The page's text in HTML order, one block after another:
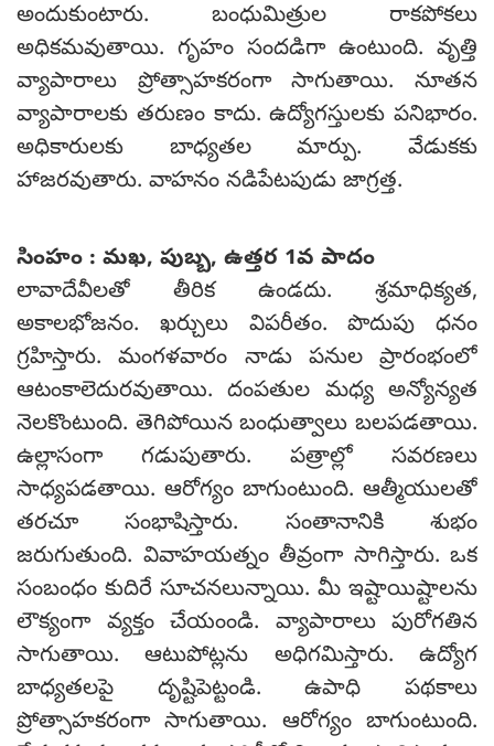
అందుకుంటారు. బంధుమిత్రుల రాకపోకలు
అధికమవుతాయి. గృహం సందడిగా ఉంటుంది. వృత్తి
వ్యాపారాలు ప్రోత్సాహకరంగా సాగుతాయి. నూతన
వ్యాపారాలకు తరుణం కాదు. ఉద్యోగస్తులకు పనిభారం.
అధికారులకు బాధ్యతల మార్పు. వేడుకకు
హాజరవుతారు. వాహనం నడిపేటపుడు జాగ్రత్త.
సింహం : మఖ, పుబ్బ, ఉత్తర 1వ పాదం
లావాదేవీలతో తీరిక ఉండదు. శ్రమాధిక్యత,
అకాలభోజనం. ఖర్చులు విపరీతం. పొదుపు ధనం
గ్రహిస్తారు. మంగళవారం నాడు పనుల ప్రారంభంలో
ఆటంకాలెదురవుతాయి. దంపతుల మధ్య అన్యోన్యత
నెలకొంటుంది. తెగిపోయిన బంధుత్వాలు బలపడతాయి.
ఉల్లాసంగా గడుపుతారు. పత్రాల్లో సవరణలు
సాధ్యపడతాయి. ఆరోగ్యం బాగుంటుంది. ఆత్మీయులతో
తరచూ సంభాషిస్తారు. సంతానానికి శుభం
జరుగుతుంది. వివాహయత్నం తీవ్రంగా సాగిస్తారు. ఒక
సంబంధం కుదిరే సూచనలున్నాయి. మీ ఇష్టాయిష్టాలను
లౌక్యంగా వ్యక్తం చేయంండి. వ్యాపారాలు పురోగతిన
సాగుతాయి. ఆటుపోట్లను అధిగమిస్తారు. ఉద్యోగ
బాధ్యతలపై దృష్టిపెట్టండి. ఉపాధి పథకాలు
ప్రోత్సాహకరంగా సాగుతాయి. ఆరోగ్యం బాగుంటుంది.